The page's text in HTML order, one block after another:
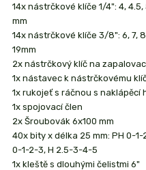
14x nástrčkové klíče 1/4": 4, 4.5,
mm
14x nástrčkové klíče 3/8": 6, 7, 8,
19mm
2x nástrčkový klíč na
1x nástavec k nástrčkovému
1x rukojeť s ráčnou s naklápěcí
1x spojovací člen
2x Šroubovák 6x100 mm
40x bity x délka 25 mm: PH 0-
0-1-2-3, H 2.5-3-4-5
1x kleště s dlouhými čelistmi 6"